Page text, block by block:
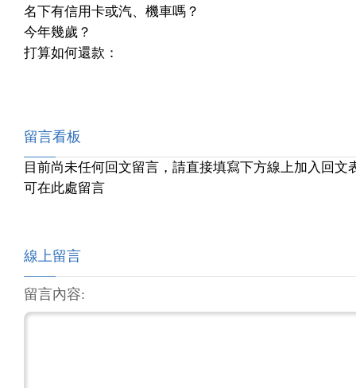
名下有信用卡或汽、機車嗎？
今年幾歲？
打算如何還款：
留言看板
目前尚未任何回文留言，請直接填寫下方線上加入回文
可在此處留言
線上留言
留言內容: